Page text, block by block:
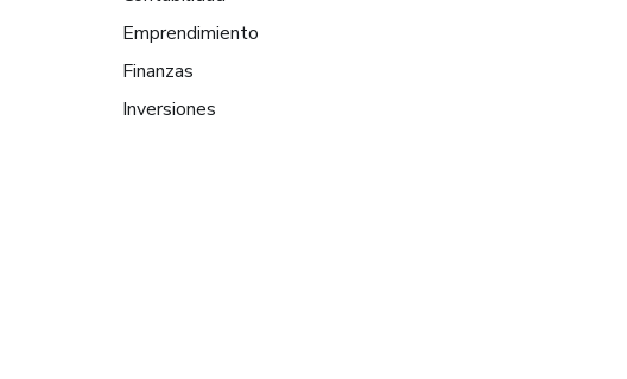
Emprendimiento
Finanzas
Inversiones